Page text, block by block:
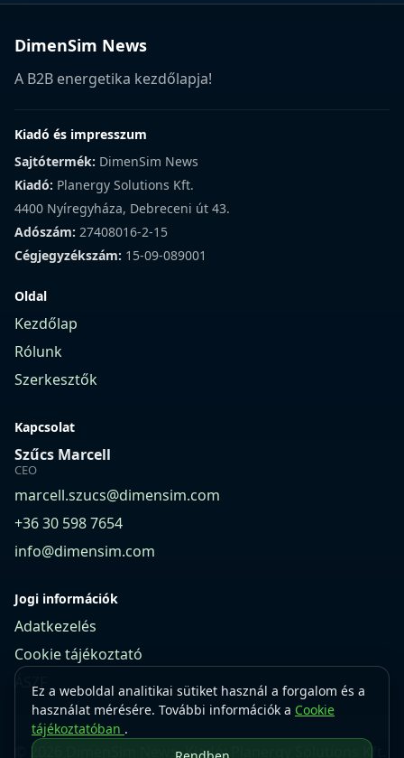
Ez a weboldal analitikai sütiket használ a forgalom és a
használat mérésére. További információk a Cookie
tájékoztatóban .
DimenSim News
A B2B energetika kezdőlapja!
Kiadó és impresszum
Sajtótermék: DimenSim News
Kiadó: Planergy Solutions Kft.
4400 Nyíregyháza, Debreceni út 43.
Adószám: 27408016-2-15
Cégjegyzékszám: 15-09-089001
Oldal
Kezdőlap
Rólunk
Szerkesztők
Kapcsolat
Szűcs Marcell
CEO
marcell.szucs@dimensim.com
+36 30 598 7654
info@dimensim.com
Jogi információk
Adatkezelés
Cookie tájékoztató
ÁSZF
© 2026 DimenSim News. Kiadó: Planergy Solutions Kft.